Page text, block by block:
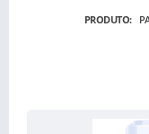
PRODUTO: